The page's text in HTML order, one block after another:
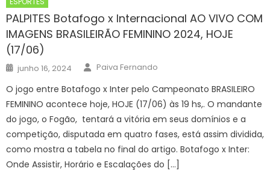
PALPITES Botafogo x Internacional AO VIVO COM
IMAGENS BRASILEIRÃO FEMININO 2024, HOJE
(17/06)
Posted
on
junho 16, 2024 Author
Paiva Fernando
O jogo entre Botafogo x Inter pelo Campeonato BRASILEIRO
FEMININO acontece hoje, HOJE (17/06) às 19 hs,. O mandante
do jogo, o Fogão, tentará a vitória em seus domínios e a
competição, disputada em quatro fases, está assim dividida,
como mostra a tabela no final do artigo. Botafogo x Inter:
Onde Assistir, Horário e Escalações do […]